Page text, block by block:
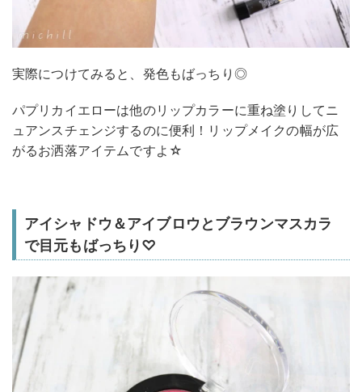
実際につけてみると、発色もばっちり◎
パプリカイエローは他のリップカラーに重ね塗りしてニ
ュアンスチェンジするのに便利！リップメイクの幅が広
がるお洒落アイテムですよ☆
アイシャドウ＆アイブロウとブラウンマスカラ
で目元もばっちり♡